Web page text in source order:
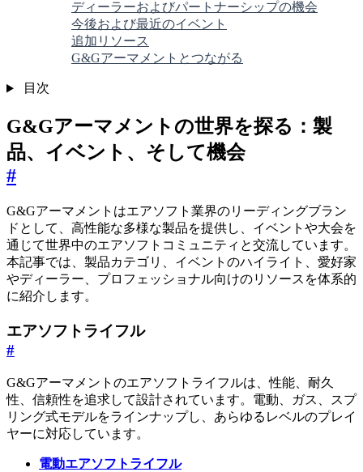
ディーラーおよびパートナーシップの機会
今後および最近のイベント
追加リソース
G&Gアーマメントとつながる
目次
G&Gアーマメントの世界を探る：製
品、イベント、そして機会
#
G&Gアーマメントはエアソフト業界のリーディングブラン
ドとして、高性能な多様な製品を提供し、イベントや大会を
通じて世界中のエアソフトコミュニティと交流しています。
本記事では、製品カテゴリ、イベントのハイライト、愛好家
やディーラー、プロフェッショナル向けのリソースを体系的
に紹介します。
エアソフトライフル
#
G&Gアーマメントのエアソフトライフルは、性能、耐久
性、信頼性を追求して設計されています。電動、ガス、スプ
リング式モデルをラインナップし、あらゆるレベルのプレイ
ヤーに対応しています。
電動エアソフトライフル